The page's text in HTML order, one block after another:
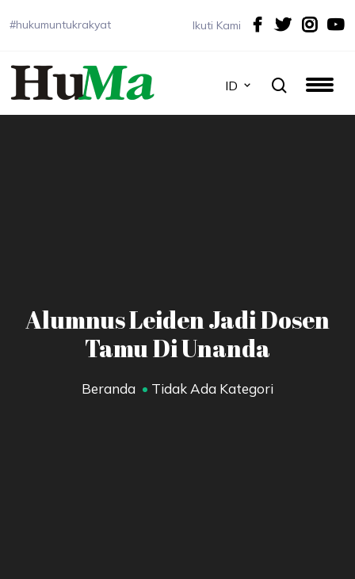
#hukumuntukrakyat Ikuti Kami
ID
Alumnus Leiden Jadi Dosen
Tamu Di Unanda
Beranda Tidak Ada Kategori